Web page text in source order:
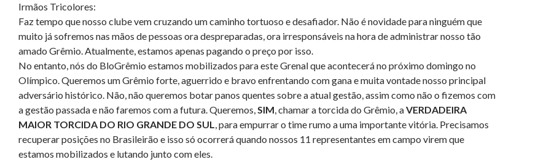
Irmãos Tricolores:
Faz tempo que nosso clube vem cruzando um caminho tortuoso e desafiador. Não é novidade para ninguém que
muito já sofremos nas mãos de pessoas ora despreparadas, ora irresponsáveis na hora de administrar nosso tão
amado Grêmio. Atualmente, estamos apenas pagando o preço por isso.
No entanto, nós do BloGrêmio estamos mobilizados para este Grenal que acontecerá no próximo domingo no
Olímpico. Queremos um Grêmio forte, aguerrido e bravo enfrentando com gana e muita vontade nosso principal
adversário histórico. Não, não queremos botar panos quentes sobre a atual gestão, assim como não o fizemos com
a gestão passada e não faremos com a futura. Queremos,SIM, chamar a torcida do Grêmio, aVERDADEIRA
MAIOR TORCIDA DO RIO GRANDE DO SUL, para empurrar o time rumo a uma importante vitória. Precisamos
recuperar posições no Brasileirão e isso só ocorrerá quando nossos 11 representantes em campo virem que
estamos mobilizados e lutando junto com eles.